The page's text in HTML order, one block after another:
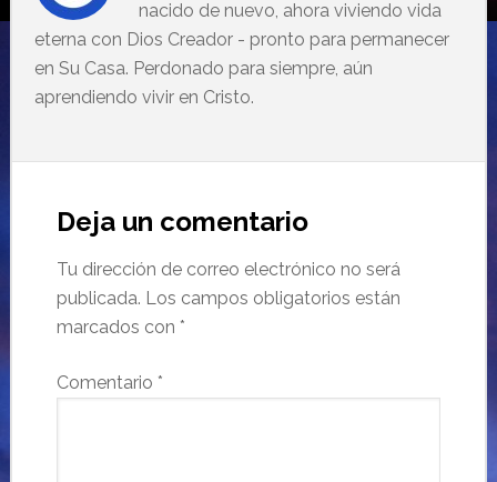
nacido de nuevo, ahora viviendo vida
eterna con Dios Creador - pronto para permanecer
en Su Casa. Perdonado para siempre, aún
aprendiendo vivir en Cristo.
Deja un comentario
Tu dirección de correo electrónico no será
publicada. Los campos obligatorios están
marcados con *
Comentario *